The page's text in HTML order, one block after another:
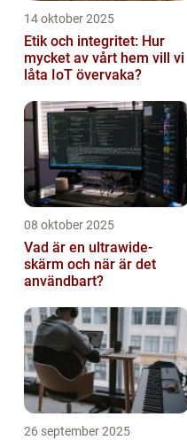
14 oktober 2025
Etik och integritet: Hur
mycket av vårt hem vill vi
låta IoT övervaka?
08 oktober 2025
Vad är en ultrawide-
skärm och när är det
användbart?
26 september 2025